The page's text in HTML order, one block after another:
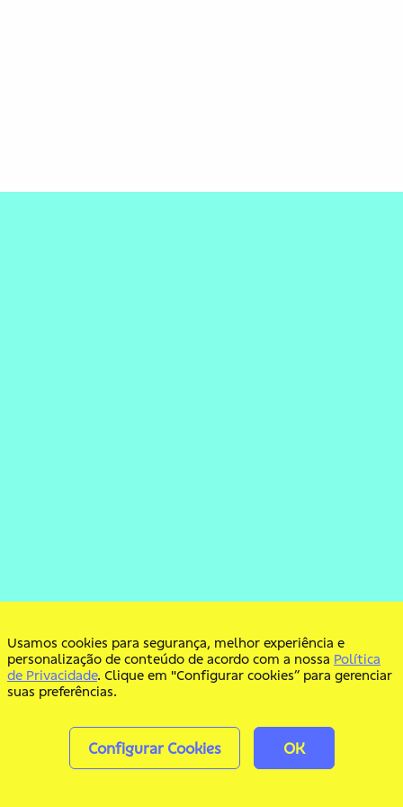
Usamos cookies para segurança, melhor experiência e
personalização de conteúdo de acordo com a nossa Política
de Privacidade. Clique em "Configurar cookies” para gerenciar
suas preferências.
Configurar Cookies OK